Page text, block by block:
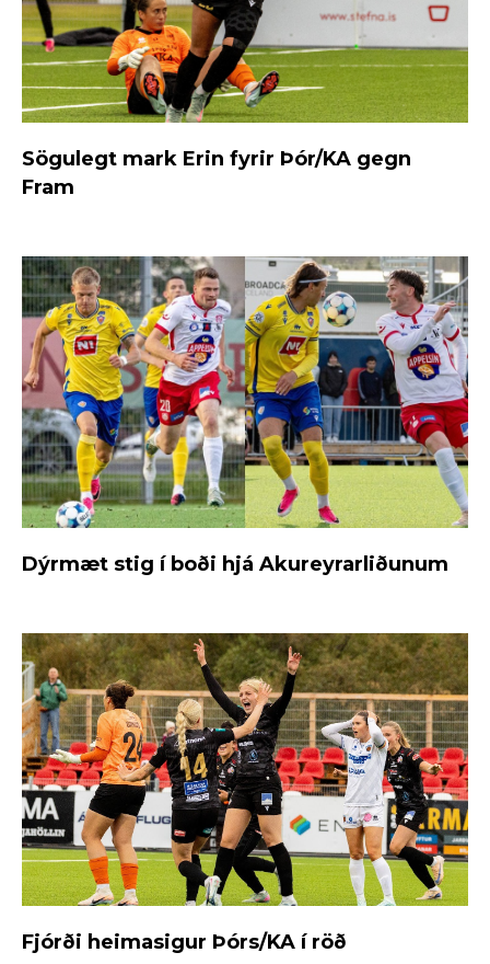
Sögulegt mark Erin fyrir Þór/KA gegn
Fram
Dýrmæt stig í boði hjá Akureyrarliðunum
Fjórði heimasigur Þórs/KA í röð